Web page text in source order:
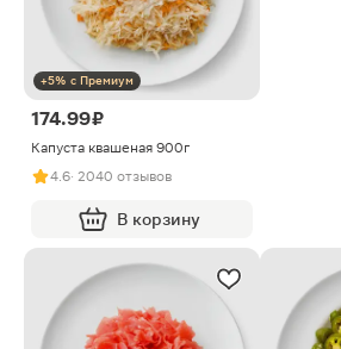
+5% с Премиум
174.99 ₽
Капуста квашеная 900г
4.6· 2040 отзывов
В корзину